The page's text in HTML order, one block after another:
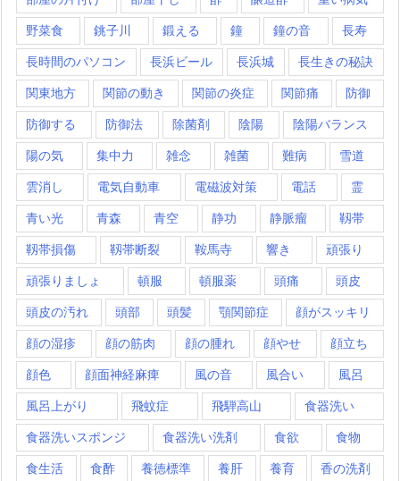
野菜食 銚子川 鍛える 鐘 鐘の音 長寿
長時間のパソコン 長浜ビール 長浜城 長生きの秘訣
関東地方 関節の動き 関節の炎症 関節痛 防御
防御する 防御法 除菌剤 陰陽 陰陽バランス
陽の気 集中力 雑念 雑菌 難病 雪道
雲消し 電気自動車 電磁波対策 電話 霊
青い光 青森 青空 静功 静脈瘤 靱帯
靱帯損傷 靱帯断裂 鞍馬寺 響き 頑張り
頑張りましょ 頓服 頓服薬 頭痛 頭皮
頭皮の汚れ 頭部 頭髪 顎関節症 顔がスッキリ
顔の湿疹 顔の筋肉 顔の腫れ 顔やせ 顔立ち
顔色 顔面神経麻痺 風の音 風合い 風呂
風呂上がり 飛蚊症 飛騨高山 食器洗い
食器洗いスポンジ 食器洗い洗剤 食欲 食物
食生活 食酢 養徳標準 養肝 養育 香の洗剤